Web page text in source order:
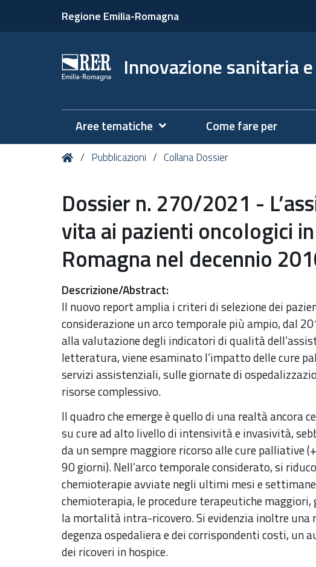
Regione Emilia-Romagna
Innovazione sanitaria
Aree tematiche Come fare per
Tu HomePubblicazioni Collana Dossier
Dossier n. 270/2021 -
vita ai pazienti oncologici
Romagna nel decennio
Descrizione/Abstract:
Il nuovo report amplia i criteri di selezione dei
considerazione un arco temporale più ampio, dal
alla valutazione degli indicatori di qualità
letteratura, viene esaminato l’impatto delle cure
servizi assistenziali, sulle giornate di
risorse complessivo.
Il quadro che emerge è quello di una realtà ancora
su cure ad alto livello di intensività e invasività,
da un sempre maggiore ricorso alle cure palliative
90 giorni). Nell’arco temporale considerato, si
chemioterapie avviate negli ultimi mesi e
chemioterapia, le procedure terapeutiche maggiori,
la mortalità intra-ricovero. Si evidenzia inoltre una
degenza ospedaliera e dei corrispondenti costi, un
dei ricoveri in hospice.